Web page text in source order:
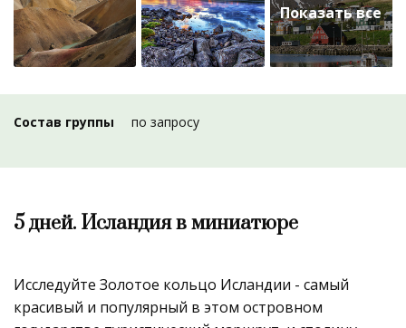
Состав группы по запросу
5 дней. Исландия в миниатюре
Исследуйте Золотое кольцо Исландии - самый
красивый и популярный в этом островном